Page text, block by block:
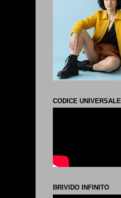
CODICE UNIVERSALE
BRIVIDO INFINITO